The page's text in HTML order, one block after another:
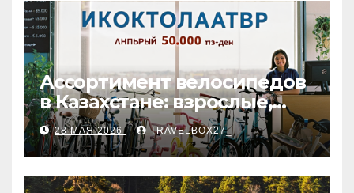
Ассортимент велосипедов
в Казахстане: взрослые,
детские и городские
модели, ценовые
категории и варианты
рассрочки
28 МАЯ 2026 TRAVELBOX27_